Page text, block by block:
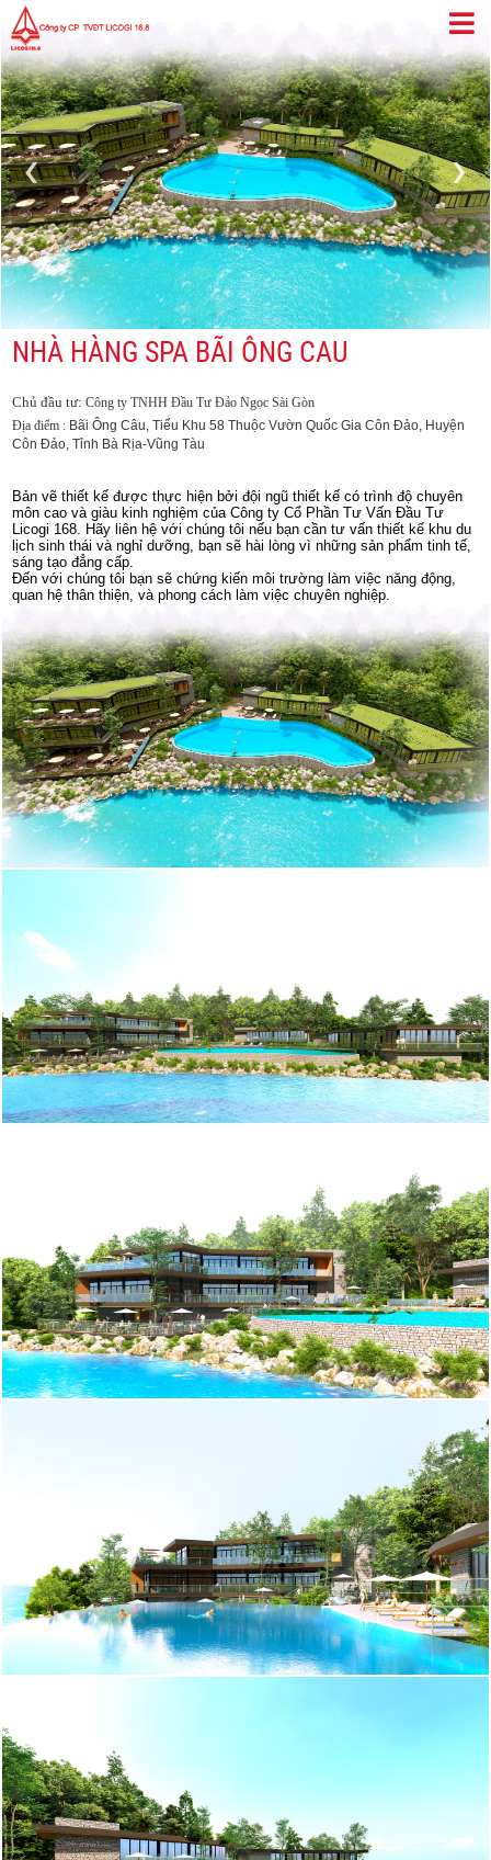
‹ ›
NHÀ HÀNG SPA BÃI ÔNG CAU
Chủ đầu tư: Công ty TNHH Đầu Tư Đảo Ngọc Sài Gòn
Địa điểm : Bãi Ông Câu, Tiểu Khu 58 Thuộc Vườn Quốc Gia Côn Đảo, Huyện
Côn Đảo, Tỉnh Bà Rịa-Vũng Tàu
Bản vẽ thiết kế được thực hiện bởi đội ngũ thiết kế có trình độ chuyên
môn cao và giàu kinh nghiệm của Công ty Cổ Phần Tư Vấn Đầu Tư
Licogi 168. Hãy liên hệ với chúng tôi nếu bạn cần tư vấn thiết kế khu du
lịch sinh thái và nghỉ dưỡng, bạn sẽ hài lòng vì những sản phẩm tinh tế,
sáng tạo đẳng cấp.
Đến với chúng tôi bạn sẽ chứng kiến môi trường làm việc năng động,
quan hệ thân thiện, và phong cách làm việc chuyên nghiệp.